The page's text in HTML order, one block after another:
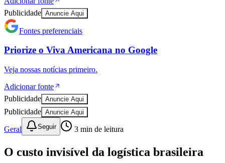
Publicidade Anuncie Aqui
Fontes preferenciais
Priorize o Viva Americana no Google
Veja nossas notícias primeiro.
Adicionar fonte
Publicidade Anuncie Aqui
Publicidade Anuncie Aqui
Geral Seguir 3 min de leitura
O custo invisível da logística brasileira